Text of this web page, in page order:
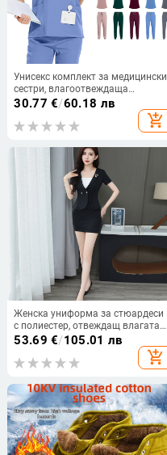
Унисекс комплект за медицински
сестри, влагоотвеждаща
полиестер-еластанова материя,
къс ръкав, V-образно деколте,
горнище и панталони в стил
30.77 €/60.18 лв
add_shopping_cart
Женска униформа за стюардеси
с полиестер, отвеждащ влагата
(95%+), панталони с къс крак,
53.69 €/105.01 лв
add_shopping_cart